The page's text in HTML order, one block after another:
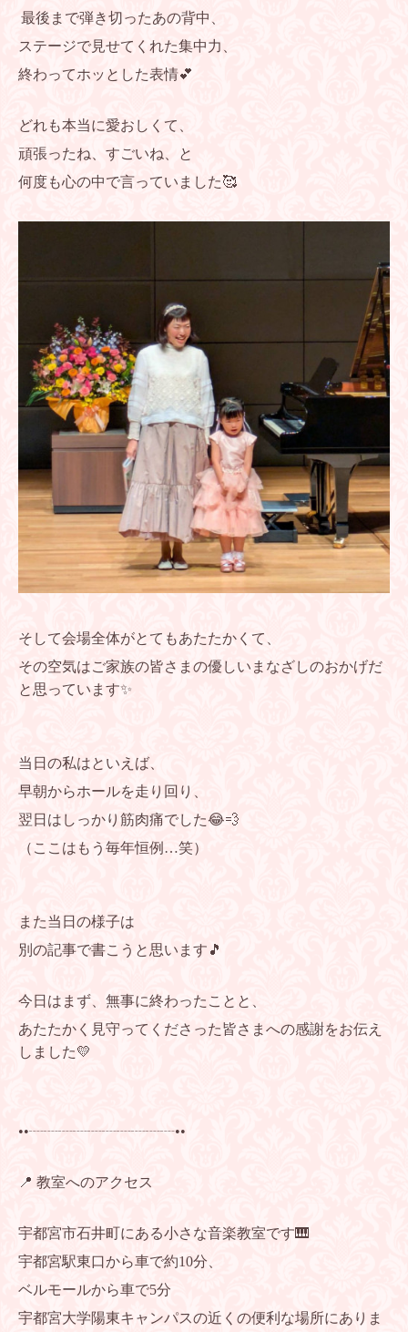
最後まで弾き切ったあの背中、
ステージで見せてくれた集中力、
終わってホッとした表情💕
どれも本当に愛おしくて、
頑張ったね、すごいね、と
何度も心の中で言っていました🥰
そして会場全体がとてもあたたかくて、
その空気はご家族の皆さまの優しいまなざしのおかげだ
と思っています✨
当日の私はといえば、
早朝からホールを走り回り、
翌日はしっかり筋肉痛でした😂💨
（ここはもう毎年恒例…笑）
また当日の様子は
別の記事で書こうと思います🎵
今日はまず、無事に終わったことと、
あたたかく見守ってくださった皆さまへの感謝をお伝え
しました💛
••┈┈┈┈┈┈┈┈┈┈••
📍 教室へのアクセス
宇都宮市石井町にある小さな音楽教室です🎹
宇都宮駅東口から車で約10分、
ベルモールから車で5分
宇都宮大学陽東キャンパスの近くの便利な場所にありま